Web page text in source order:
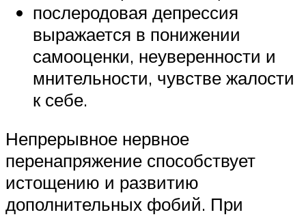
послеродовая депрессия
выражается в понижении
самооценки, неуверенности и
мнительности, чувстве жалости
к себе.
Непрерывное нервное
перенапряжение способствует
истощению и развитию
дополнительных фобий. При